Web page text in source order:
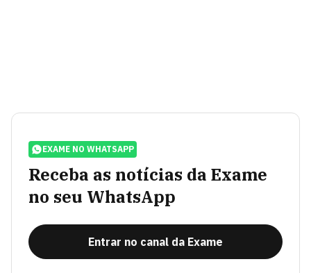
EXAME NO WHATSAPP
Receba as notícias da Exame
no seu WhatsApp
Entrar no canal da Exame